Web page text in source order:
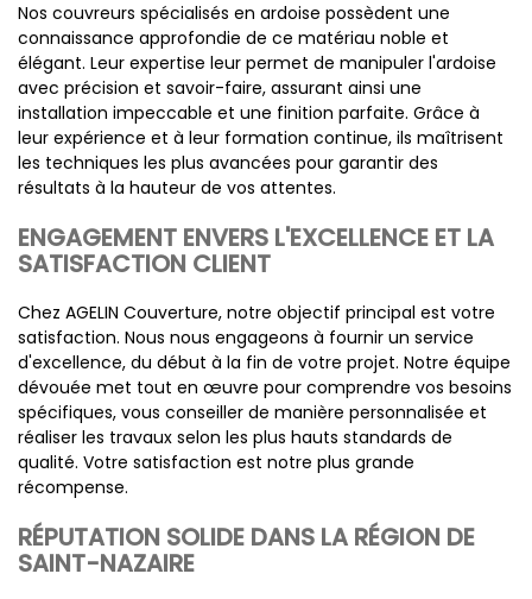
Nos couvreurs spécialisés en ardoise possèdent une
connaissance approfondie de ce matériau noble et
élégant. Leur expertise leur permet de manipuler l'ardoise
avec précision et savoir-faire, assurant ainsi une
installation impeccable et une finition parfaite. Grâce à
leur expérience et à leur formation continue, ils maîtrisent
les techniques les plus avancées pour garantir des
résultats à la hauteur de vos attentes.
ENGAGEMENT ENVERS L'EXCELLENCE ET LA
SATISFACTION CLIENT
Chez AGELIN Couverture, notre objectif principal est votre
satisfaction. Nous nous engageons à fournir un service
d'excellence, du début à la fin de votre projet. Notre équipe
dévouée met tout en œuvre pour comprendre vos besoins
spécifiques, vous conseiller de manière personnalisée et
réaliser les travaux selon les plus hauts standards de
qualité. Votre satisfaction est notre plus grande
récompense.
RÉPUTATION SOLIDE DANS LA RÉGION DE
SAINT-NAZAIRE